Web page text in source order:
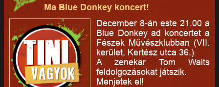
Ma Blue Donkey koncert!
December 8-án este 21.00 a
Blue Donkey ad koncertet a
Fészek Művészklubban (VII.
kerület, Kertész utca 36.)
A zenekar Tom Waits
feldolgozásokat játszik.
Menjetek el!